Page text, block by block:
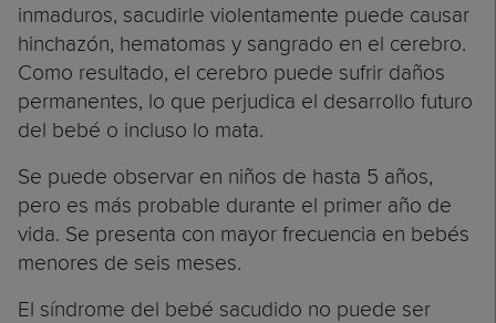
inmaduros, sacudirle violentamente puede causar
hinchazón, hematomas y sangrado en el cerebro.
Como resultado, el cerebro puede sufrir daños
permanentes, lo que perjudica el desarrollo futuro
del bebé o incluso lo mata.
Se puede observar en niños de hasta 5 años,
pero es más probable durante el primer año de
vida. Se presenta con mayor frecuencia en bebés
menores de seis meses.
El síndrome del bebé sacudido no puede ser